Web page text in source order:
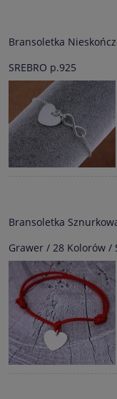
Bransoletka
SREBRO p.925
Bransoletka
Grawer / 28 Kolorów /